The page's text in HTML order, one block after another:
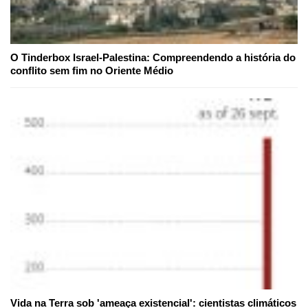
O Tinderbox Israel-Palestina: Compreendendo a história do
conflito sem fim no Oriente Médio
Vida na Terra sob 'ameaça existencial': cientistas climáticos